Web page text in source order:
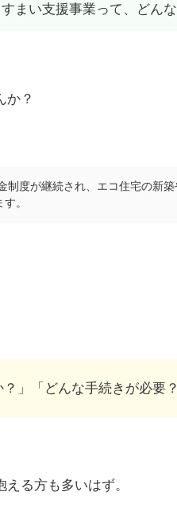
まい支援事業って、どん
か？
制度が継続され、エコ住宅の新
。
？」「どんな手続きが必要？
る方も多いはず。